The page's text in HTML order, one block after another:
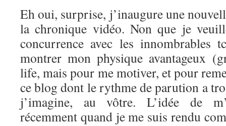
Eh oui, surprise, j’inaugure une
la chronique vidéo. Non que je
concurrence avec les innombrables
montrer mon physique avantageux
life, mais pour me motiver, et pour
ce blog dont le rythme de parution a
j’imagine, au vôtre. L’idée de
récemment quand je me suis rendu